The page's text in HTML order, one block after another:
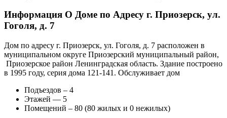
Информация О Доме по Адресу г. Приозерск, ул.
Гоголя, д. 7
Дом по адресу г. Приозерск, ул. Гоголя, д. 7 расположен в
муниципальном округе Приозерский муниципальный район,
Приозерское район Ленинградская область. Здание построено
в 1995 году, серия дома 121-141. Обслуживает дом
Подъездов – 4
Этажей — 5
Помещений – 80 (80 жилых и 0 нежилых)